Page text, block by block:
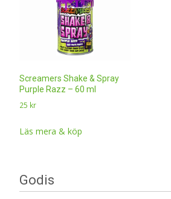
Screamers Shake & Spray
Purple Razz – 60 ml
25 kr
Läs mera & köp
Godis